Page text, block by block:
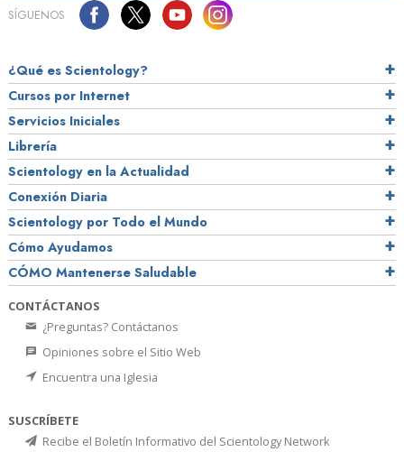
SÍGUENOS
¿Qué es Scientology?
Cursos por Internet
Servicios Iniciales
Librería
Scientology en la Actualidad
Conexión Diaria
Scientology por Todo el Mundo
Cómo Ayudamos
CÓMO Mantenerse Saludable
CONTÁCTANOS
¿Preguntas? Contáctanos
Opiniones sobre el Sitio Web
Encuentra una Iglesia
SUSCRÍBETE
Recibe el Boletín Informativo del Scientology Network